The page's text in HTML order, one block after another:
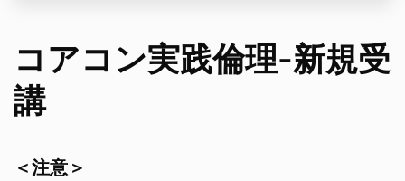
コアコン実践倫理-新規受
講
＜注意＞